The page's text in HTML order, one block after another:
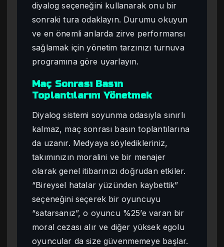
diyalog seçeneğini kullanarak onu bir
sonraki tura odaklayın. Durumu okuyun
ve en önemli anlarda zirve performansı
sağlamak için yönetim tarzınızı turnuva
programına göre uyarlayın.
Maç Sonrası Basın
Toplantılarını Yönetmek
Diyalog sistemi soyunma odasıyla sınırlı
kalmaz, maç sonrası basın toplantılarına
da uzanır. Medyaya söyledikleriniz,
takımınızın moralini ve bir menajer
olarak genel itibarınızı doğrudan etkiler.
“Bireysel hatalar yüzünden kaybettik”
seçeneğini seçerek bir oyuncuyu
“satarsanız”, o oyuncu %25’e varan bir
moral cezası alır ve diğer yüksek egolu
oyuncular da size güvenmemeye başlar.